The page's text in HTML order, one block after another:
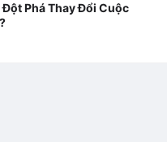
Đột Phá Thay Đổi Cuộc